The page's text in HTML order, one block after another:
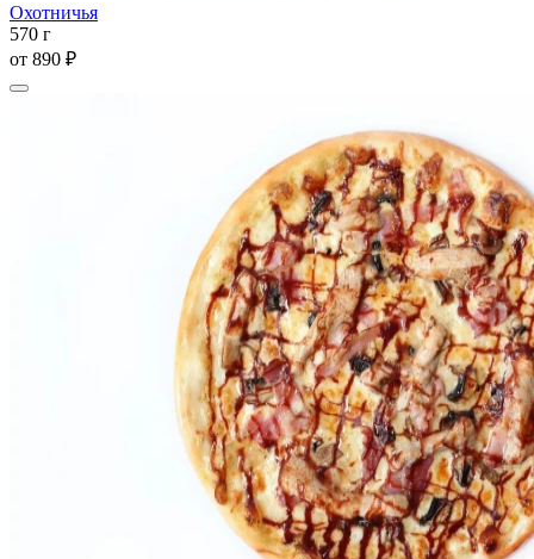
Охотничья
570 г
от 890 ₽